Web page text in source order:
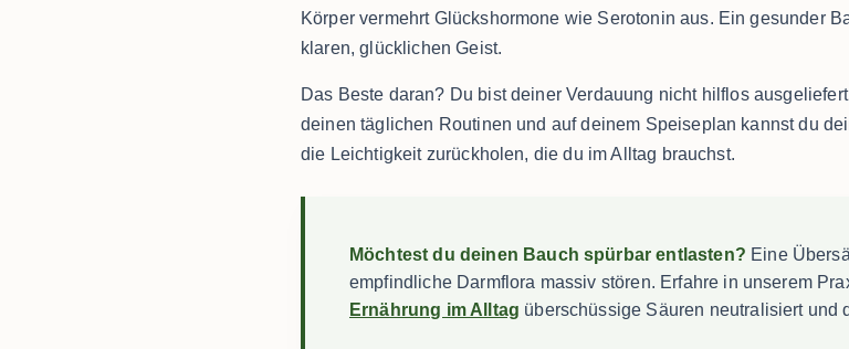
Körper vermehrt Glückshormone wie Serotonin aus. Ein gesunder
klaren, glücklichen Geist.
Das Beste daran? Du bist deiner Verdauung nicht hilflos
deinen täglichen Routinen und auf deinem Speiseplan kannst du
die Leichtigkeit zurückholen, die du im Alltag brauchst.
Möchtest du deinen Bauch spürbar entlasten? Eine
empfindliche Darmflora massiv stören. Erfahre in unserem
Ernährung im Alltag überschüssige Säuren neutralisiert und